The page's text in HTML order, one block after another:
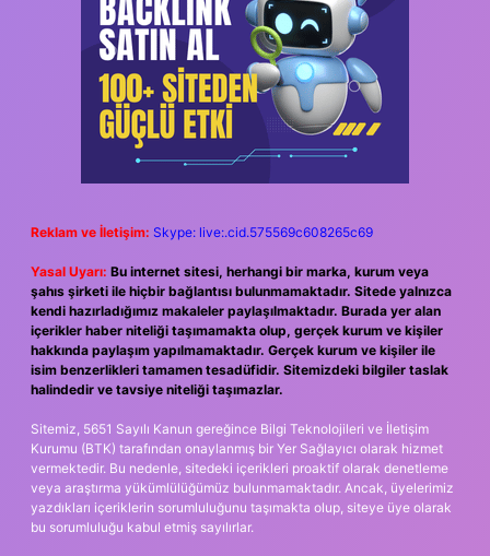
Reklam ve İletişim: Skype: live:.cid.575569c608265c69
Yasal Uyarı: Bu internet sitesi, herhangi bir marka, kurum veya
şahıs şirketi ile hiçbir bağlantısı bulunmamaktadır. Sitede yalnızca
kendi hazırladığımız makaleler paylaşılmaktadır. Burada yer alan
içerikler haber niteliği taşımamakta olup, gerçek kurum ve kişiler
hakkında paylaşım yapılmamaktadır. Gerçek kurum ve kişiler ile
isim benzerlikleri tamamen tesadüfidir. Sitemizdeki bilgiler taslak
halindedir ve tavsiye niteliği taşımazlar.
Sitemiz, 5651 Sayılı Kanun gereğince Bilgi Teknolojileri ve İletişim
Kurumu (BTK) tarafından onaylanmış bir Yer Sağlayıcı olarak hizmet
vermektedir. Bu nedenle, sitedeki içerikleri proaktif olarak denetleme
veya araştırma yükümlülüğümüz bulunmamaktadır. Ancak, üyelerimiz
yazdıkları içeriklerin sorumluluğunu taşımakta olup, siteye üye olarak
bu sorumluluğu kabul etmiş sayılırlar.